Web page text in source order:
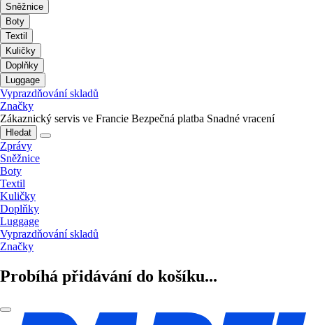
Sněžnice
Boty
Textil
Kuličky
Doplňky
Luggage
Vyprazdňování skladů
Značky
Zákaznický servis ve Francie Bezpečná platba Snadné vracení
Hledat
Zprávy
Sněžnice
Boty
Textil
Kuličky
Doplňky
Luggage
Vyprazdňování skladů
Značky
Probíhá přidávání do košíku...